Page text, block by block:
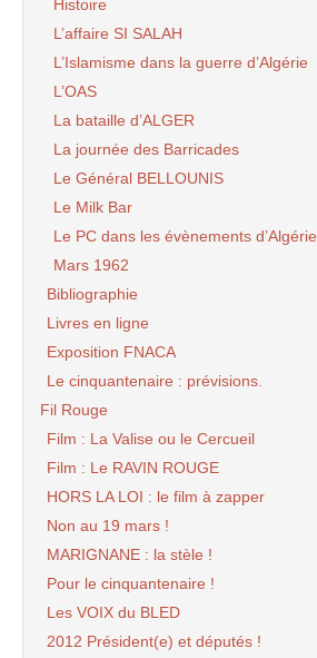
Histoire
L’affaire SI SALAH
L’Islamisme dans la guerre d’Algérie
L’OAS
La bataille d’ALGER
La journée des Barricades
Le Général BELLOUNIS
Le Milk Bar
Le PC dans les évènements d’Algérie
Mars 1962
Bibliographie
Livres en ligne
Exposition FNACA
Le cinquantenaire : prévisions.
Fil Rouge
Film : La Valise ou le Cercueil
Film : Le RAVIN ROUGE
HORS LA LOI : le film à zapper
Non au 19 mars !
MARIGNANE : la stèle !
Pour le cinquantenaire !
Les VOIX du BLED
2012 Président(e) et députés !